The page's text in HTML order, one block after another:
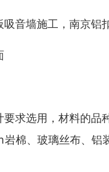
音墙施工，南京铝
要求选用，材料的
棉、玻璃丝布、铝